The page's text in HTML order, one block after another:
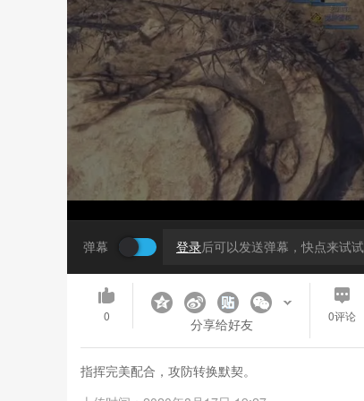
弹幕 登录后可以发送弹幕，快点来试试
0 分享给好友 0评论
指挥完美配合，攻防转换默契。